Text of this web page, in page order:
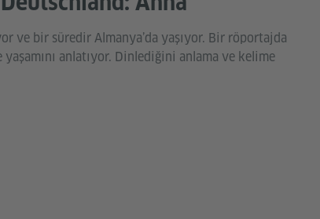
ve bir süredir Almanya’da yaşıyor. Bir röportajda
anlatıyor. Dinlediğini anlama ve kelime